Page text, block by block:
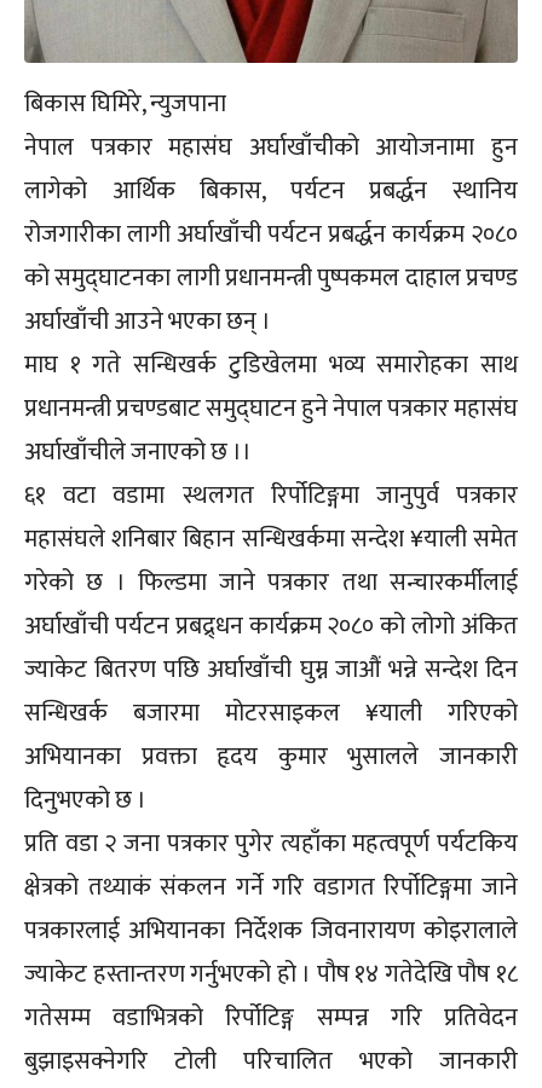
बिकास घिमिरे, न्युजपाना
नेपाल पत्रकार महासंघ अर्घाखाँचीको आयोजनामा हुन
लागेको आर्थिक बिकास, पर्यटन प्रबर्द्धन स्थानिय
रोजगारीका लागी अर्घाखाँची पर्यटन प्रबर्द्धन कार्यक्रम २०८०
को समुद्घाटनका लागी प्रधानमन्त्री पुष्पकमल दाहाल प्रचण्ड
अर्घाखाँची आउने भएका छन् ।
माघ १ गते सन्धिखर्क टुडिखेलमा भव्य समारोहका साथ
प्रधानमन्त्री प्रचण्डबाट समुद्घाटन हुने नेपाल पत्रकार महासंघ
अर्घाखाँचीले जनाएको छ ।।
६१ वटा वडामा स्थलगत रिर्पोटिङ्गमा जानुपुर्व पत्रकार
महासंघले शनिबार बिहान सन्धिखर्कमा सन्देश ¥याली समेत
गरेको छ । फिल्डमा जाने पत्रकार तथा सन्चारकर्मीलाई
अर्घाखाँची पर्यटन प्रबद्र्धन कार्यक्रम २०८० को लोगो अंकित
ज्याकेट बितरण पछि अर्घाखाँची घुम्न जाऔं भन्ने सन्देश दिन
सन्धिखर्क बजारमा मोटरसाइकल ¥याली गरिएको
अभियानका प्रवक्ता हृदय कुमार भुसालले जानकारी
दिनुभएको छ ।
प्रति वडा २ जना पत्रकार पुगेर त्यहाँका महत्वपूर्ण पर्यटकिय
क्षेत्रको तथ्याकं संकलन गर्ने गरि वडागत रिर्पोटिङ्गमा जाने
पत्रकारलाई अभियानका निर्देशक जिवनारायण कोइरालाले
ज्याकेट हस्तान्तरण गर्नुभएको हो । पौष १४ गतेदेखि पौष १८
गतेसम्म वडाभित्रको रिर्पोटिङ्ग सम्पन्न गरि प्रतिवेदन
बुझाइसक्नेगरि टोली परिचालित भएको जानकारी